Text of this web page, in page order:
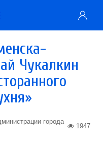
Чукалкин
города
1947